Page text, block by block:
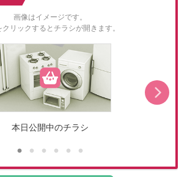
画像はイメージです。
リックするとチラシが開きます。
本日公開中のチラシ